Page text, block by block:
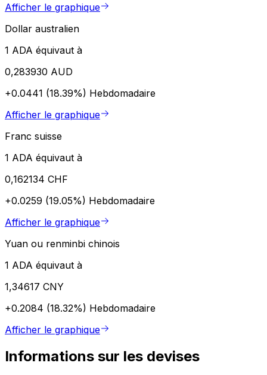
Afficher le graphique
Dollar australien
1 ADA équivaut à
0,283930 AUD
+0.0441 (18.39%) Hebdomadaire
Afficher le graphique
Franc suisse
1 ADA équivaut à
0,162134 CHF
+0.0259 (19.05%) Hebdomadaire
Afficher le graphique
Yuan ou renminbi chinois
1 ADA équivaut à
1,34617 CNY
+0.2084 (18.32%) Hebdomadaire
Afficher le graphique
Informations sur les devises